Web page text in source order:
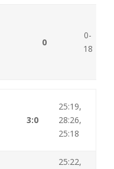
0
0-
18
3:0
25:19,
28:26,
25:18
25:22,